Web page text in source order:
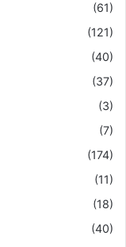
(61)
(121)
(40)
(37)
(3)
(7)
(174)
(11)
(18)
(40)